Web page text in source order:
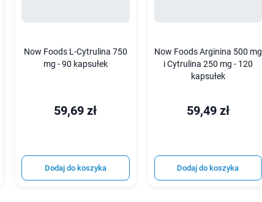
Now Foods L-Cytrulina 750
mg - 90 kapsułek
59,69 zł
Dodaj do koszyka
Now Foods Arginina 500 mg
i Cytrulina 250 mg - 120
kapsułek
59,49 zł
Dodaj do koszyka